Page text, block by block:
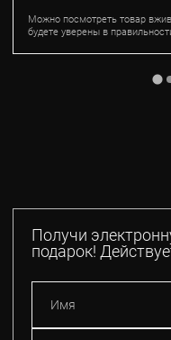
Можно посмотреть товар
будете уверены в
Получи
подарок!